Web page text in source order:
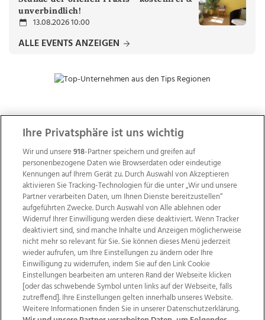
unverbindlich!
13.08.2026 10:00
ALLE EVENTS ANZEIGEN
ZUR NACHRICHTENÜBERSICHT
Wir über uns Mediadaten Kontakt
Jobs
Datenschutz
Impressum
AGB Anzeigekunden
AGB Website
Ehrenkodex Politische Werbung
Ihre Privatsphäre ist uns wichtig
Wir und unsere918-Partner speichern und greifen auf
personenbezogene Daten wie Browserdaten oder eindeutige
Kennungen auf Ihrem Gerät zu. Durch Auswahl von Akzeptieren
aktivieren Sie Tracking-Technologien für die unter „Wir und unsere
Partner verarbeiten Daten, um Ihnen Dienste bereitzustellen“
aufgeführten Zwecke. Durch Auswahl von Alle ablehnen oder
Widerruf Ihrer Einwilligung werden diese deaktiviert. Wenn Tracker
deaktiviert sind, sind manche Inhalte und Anzeigen möglicherweise
nicht mehr so relevant für Sie. Sie können dieses Menü jederzeit
wieder aufrufen, um Ihre Einstellungen zu ändern oder Ihre
Einwilligung zu widerrufen, indem Sie auf den Link Cookie
Einstellungen bearbeiten am unteren Rand der Webseite klicken
[oder das schwebende Symbol unten links auf der Webseite, falls
zutreffend]. Ihre Einstellungen gelten innerhalb unseres Website.
Weitere Informationen finden Sie in unserer Datenschutzerklärung.